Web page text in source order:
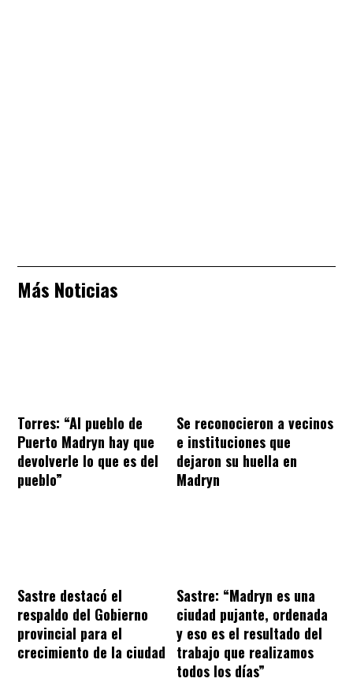
Más Noticias
Torres: “Al pueblo de
Puerto Madryn hay que
devolverle lo que es del
pueblo”
Se reconocieron a vecinos
e instituciones que
dejaron su huella en
Madryn
Sastre destacó el
respaldo del Gobierno
provincial para el
crecimiento de la ciudad
Sastre: “Madryn es una
ciudad pujante, ordenada
y eso es el resultado del
trabajo que realizamos
todos los días”